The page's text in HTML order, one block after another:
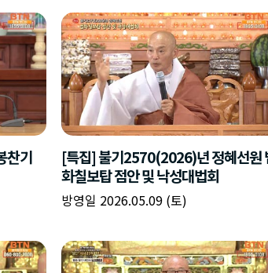
확인
닫기
확인
닫기